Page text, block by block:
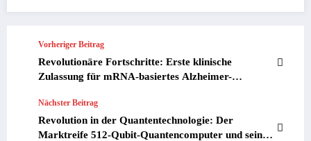
Vorheriger Beitrag
Revolutionäre Fortschritte: Erste klinische
Zulassung für mRNA-basiertes Alzheimer-
Nächster Beitrag
Revolution in der Quantentechnologie: Der
Marktreife 512-Qubit-Quantencomputer und seine